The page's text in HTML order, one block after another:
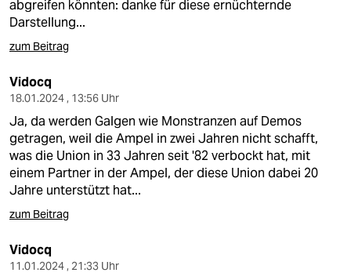
abgreifen könnten: danke für diese ernüchternde
Darstellung...
zum Beitrag
Vidocq
18.01.2024 , 13:56 Uhr
Ja, da werden Galgen wie Monstranzen auf Demos
getragen, weil die Ampel in zwei Jahren nicht schafft,
was die Union in 33 Jahren seit '82 verbockt hat, mit
einem Partner in der Ampel, der diese Union dabei 20
Jahre unterstützt hat...
zum Beitrag
Vidocq
11.01.2024 , 21:33 Uhr